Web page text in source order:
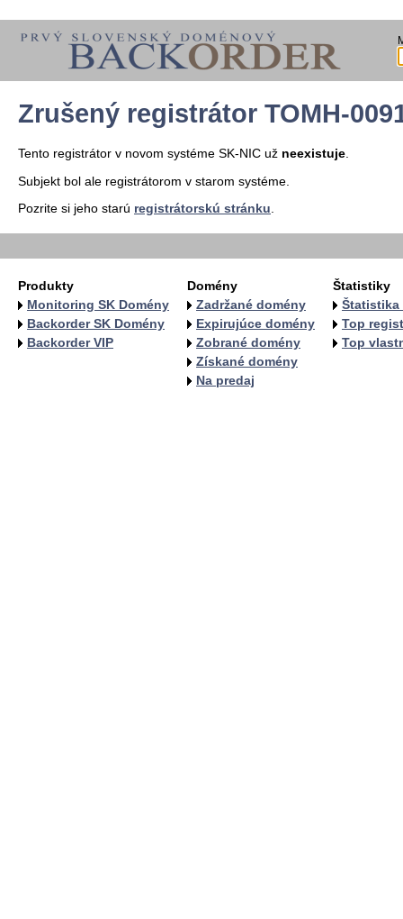
Zrušený registrátor TOMH-
Tento registrátor v novom systéme SK-NIC už neexistuje.
Subjekt bol ale registrátorom v starom systéme.
Pozrite si jeho starú registrátorskú stránku
Produkty
Monitoring SK Domény
Backorder SK Domény
Backorder VIP
Domény
Zadržané domény
Expirujúce domény
Zobrané domény
Získané domény
Na predaj
Štatistiky
Štatistika
Top
Top